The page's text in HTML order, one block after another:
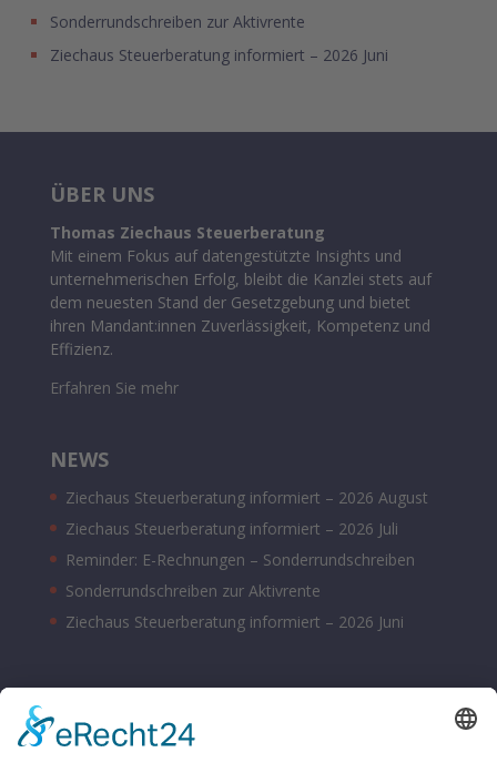
Sonderrundschreiben zur Aktivrente
Ziechaus Steuerberatung informiert – 2026 Juni
ÜBER UNS
Thomas Ziechaus Steuerberatung
Mit einem Fokus auf datengestützte Insights und
unternehmerischen Erfolg, bleibt die Kanzlei stets auf
dem neuesten Stand der Gesetzgebung und bietet
ihren Mandant:innen Zuverlässigkeit, Kompetenz und
Effizienz.
Erfahren Sie mehr
NEWS
Ziechaus Steuerberatung informiert – 2026 August
Ziechaus Steuerberatung informiert – 2026 Juli
Reminder: E-Rechnungen – Sonderrundschreiben
Sonderrundschreiben zur Aktivrente
Ziechaus Steuerberatung informiert – 2026 Juni
Montag – Donnerstag 08:00 – 17:00 Uhr